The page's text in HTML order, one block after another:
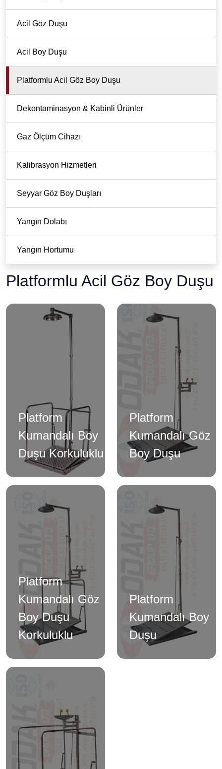
Acil Göz Duşu
Acil Boy Duşu
Platformlu Acil Göz Boy Duşu
Dekontaminasyon & Kabinli Ürünler
Gaz Ölçüm Cihazı
Kalibrasyon Hizmetleri
Seyyar Göz Boy Duşları
Yangın Dolabı
Yangın Hortumu
Platformlu Acil Göz Boy Duşu
Platform
Kumandalı Boy
Duşu Korkuluklu
Platform
Kumandalı Göz
Boy Duşu
Platform
Kumandalı Göz
Boy Duşu
Korkuluklu
Platform
Kumandalı Boy
Duşu